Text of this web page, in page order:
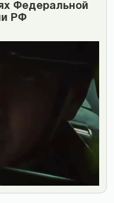
Федеральной
РФ